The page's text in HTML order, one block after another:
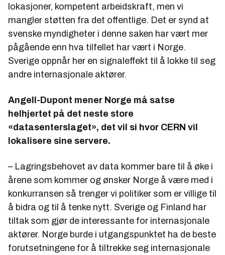
lokasjoner, kompetent arbeidskraft, men vi
mangler støtten fra det offentlige. Det er synd at
svenske myndigheter i denne saken har vært mer
pågående enn hva tilfellet har vært i Norge.
Sverige oppnår her en signaleffekt til å lokke til seg
andre internasjonale aktører.
Angell-Dupont mener Norge må satse
helhjertet på det neste store
«datasenterslaget», det vil si hvor CERN vil
lokalisere sine servere.
– Lagringsbehovet av data kommer bare til å øke i
årene som kommer og ønsker Norge å være med i
konkurransen så trenger vi politiker som er villige til
å bidra og til å tenke nytt. Sverige og Finland har
tiltak som gjør de interessante for internasjonale
aktører. Norge burde i utgangspunktet ha de beste
forutsetningene for å tiltrekke seg internasjonale